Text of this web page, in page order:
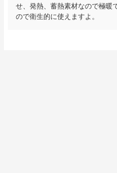
せ、発熱、蓄熱素材なので極暖
ので衛生的に使えますよ。